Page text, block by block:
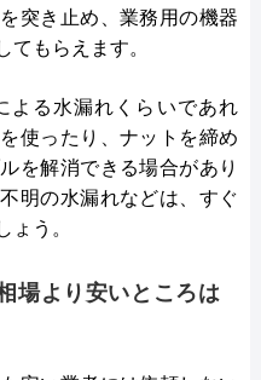
突き止め、業務用の機器
てもらえます。
よる水漏れくらいであれ
使ったり、ナットを締め
を解消できる場合があり
明の水漏れなどは、すぐ
ょう。
場より安いところは